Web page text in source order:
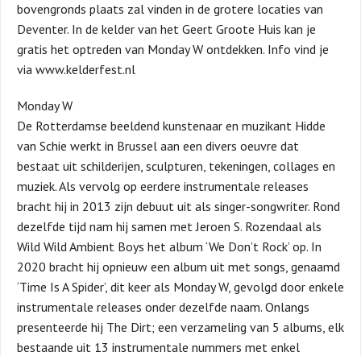
bovengronds plaats zal vinden in de grotere locaties van
Deventer. In de kelder van het Geert Groote Huis kan je
gratis het optreden van Monday W ontdekken. Info vind je
via www.kelderfest.nl
Monday W
De Rotterdamse beeldend kunstenaar en muzikant Hidde
van Schie werkt in Brussel aan een divers oeuvre dat
bestaat uit schilderijen, sculpturen, tekeningen, collages en
muziek. Als vervolg op eerdere instrumentale releases
bracht hij in 2013 zijn debuut uit als singer-songwriter. Rond
dezelfde tijd nam hij samen met Jeroen S. Rozendaal als
Wild Wild Ambient Boys het album ‘We Don’t Rock’ op. In
2020 bracht hij opnieuw een album uit met songs, genaamd
‘Time Is A Spider’, dit keer als Monday W, gevolgd door enkele
instrumentale releases onder dezelfde naam. Onlangs
presenteerde hij The Dirt; een verzameling van 5 albums, elk
bestaande uit 13 instrumentale nummers met enkel